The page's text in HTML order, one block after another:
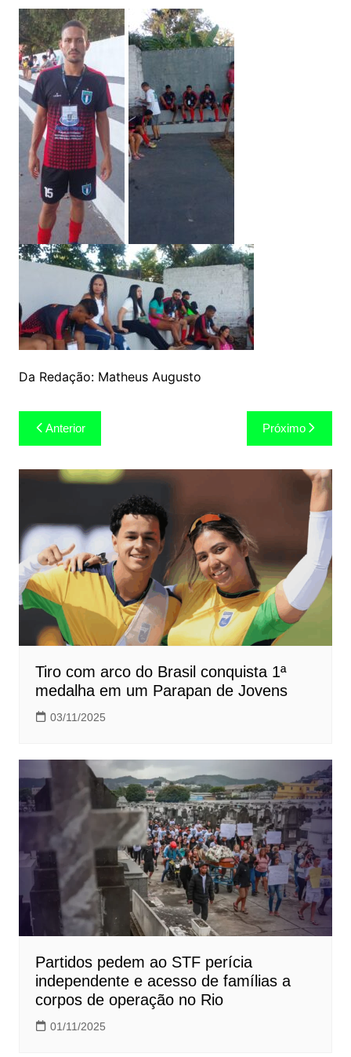
Da Redação: Matheus Augusto
Navegação
de
Post
Anterior Próximo
Tiro com arco do Brasil conquista 1ª
medalha em um Parapan de Jovens
03/11/2025
Partidos pedem ao STF perícia
independente e acesso de famílias a
corpos de operação no Rio
01/11/2025